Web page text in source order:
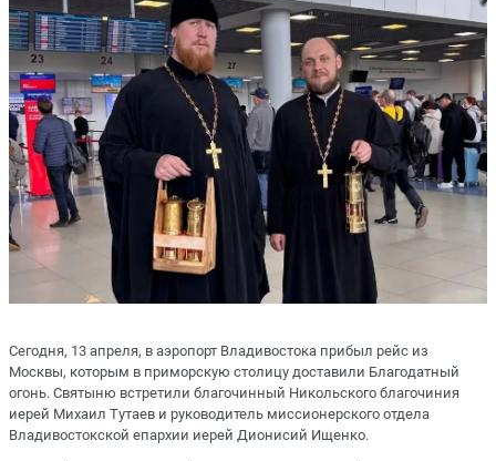
Сегодня, 13 апреля, в аэропорт Владивостока прибыл рейс из
Москвы, которым в приморскую столицу доставили Благодатный
огонь. Святыню встретили благочинный Никольского благочиния
иерей Михаил Тутаев и руководитель миссионерского отдела
Владивостокской епархии иерей Дионисий Ищенко.